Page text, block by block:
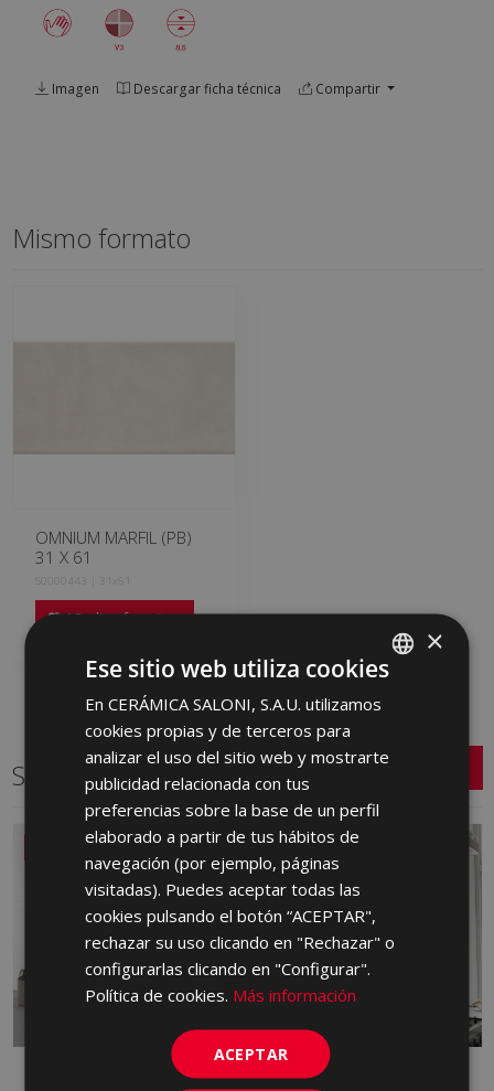
Imagen Descargar ficha técnica Compartir
Mismo formato
OMNIUM MARFIL (PB)
31 X 61
S0000443 | 31x61
Añadir a favoritos
Series relacionadas
ARDEN
SPANISH
ENGLISH
GERMAN
×
Ese sitio web utiliza cookies
En CERÁMICA SALONI, S.A.U. utilizamos
cookies propias y de terceros para
analizar el uso del sitio web y mostrarte
publicidad relacionada con tus
preferencias sobre la base de un perfil
elaborado a partir de tus hábitos de
navegación (por ejemplo, páginas
visitadas). Puedes aceptar todas las
cookies pulsando el botón “ACEPTAR",
rechazar su uso clicando en "Rechazar" o
configurarlas clicando en "Configurar".
Política de cookies. Más información
ACEPTAR